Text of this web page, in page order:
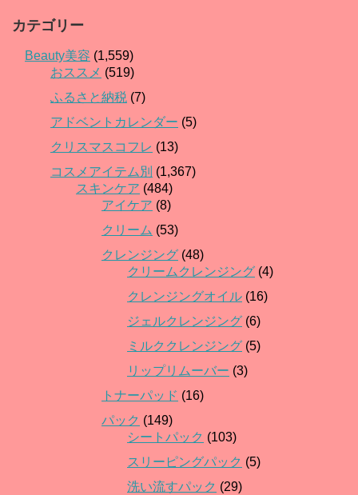
カテゴリー
Beauty美容 (1,559)
おススメ (519)
ふるさと納税 (7)
アドベントカレンダー (5)
クリスマスコフレ (13)
コスメアイテム別 (1,367)
スキンケア (484)
アイケア (8)
クリーム (53)
クレンジング (48)
クリームクレンジング (4)
クレンジングオイル (16)
ジェルクレンジング (6)
ミルククレンジング (5)
リップリムーバー (3)
トナーパッド (16)
パック (149)
シートパック (103)
スリーピングパック (5)
洗い流すパック (29)